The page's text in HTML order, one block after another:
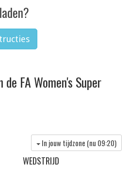
FA Women's Super
In jouw tijdzone (nu 09:20)
WEDSTRIJD